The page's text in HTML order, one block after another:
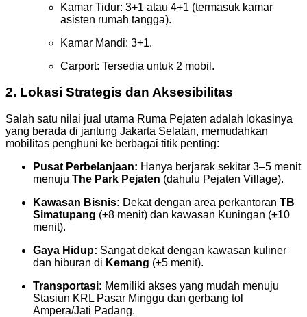
Kamar Tidur: 3+1 atau 4+1 (termasuk kamar
asisten rumah tangga).
Kamar Mandi: 3+1.
Carport: Tersedia untuk 2 mobil.
2. Lokasi Strategis dan Aksesibilitas
Salah satu nilai jual utama Ruma Pejaten adalah lokasinya
yang berada di jantung Jakarta Selatan, memudahkan
mobilitas penghuni ke berbagai titik penting:
Pusat Perbelanjaan: Hanya berjarak sekitar 3–5 menit
menuju The Park Pejaten (dahulu Pejaten Village).
Kawasan Bisnis: Dekat dengan area perkantoran TB
Simatupang (±8 menit) dan kawasan Kuningan (±10
menit).
Gaya Hidup: Sangat dekat dengan kawasan kuliner
dan hiburan di Kemang (±5 menit).
Transportasi: Memiliki akses yang mudah menuju
Stasiun KRL Pasar Minggu dan gerbang tol
Ampera/Jati Padang.